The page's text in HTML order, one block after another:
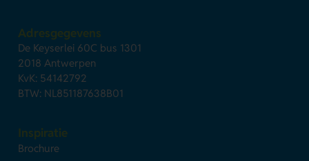
Adresgegevens
De Keyserlei 60C bus 1301
2018 Antwerpen
KvK: 54142792
BTW: NL851187638B01
Inspiratie
Brochure